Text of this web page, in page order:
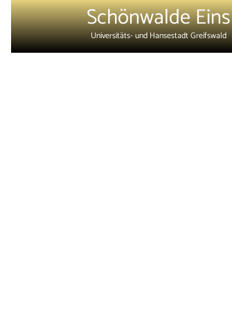
Schönwalde Eins
Universitäts- und Hansestadt Greifswald